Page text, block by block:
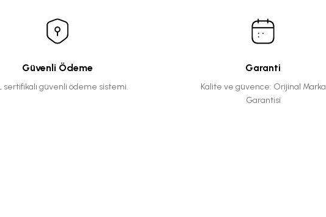
Güvenli Ödeme
sertifikalı güvenli ödeme sistemi.
Garanti
Kalite ve güvence: Orijinal Marka
Garantisi